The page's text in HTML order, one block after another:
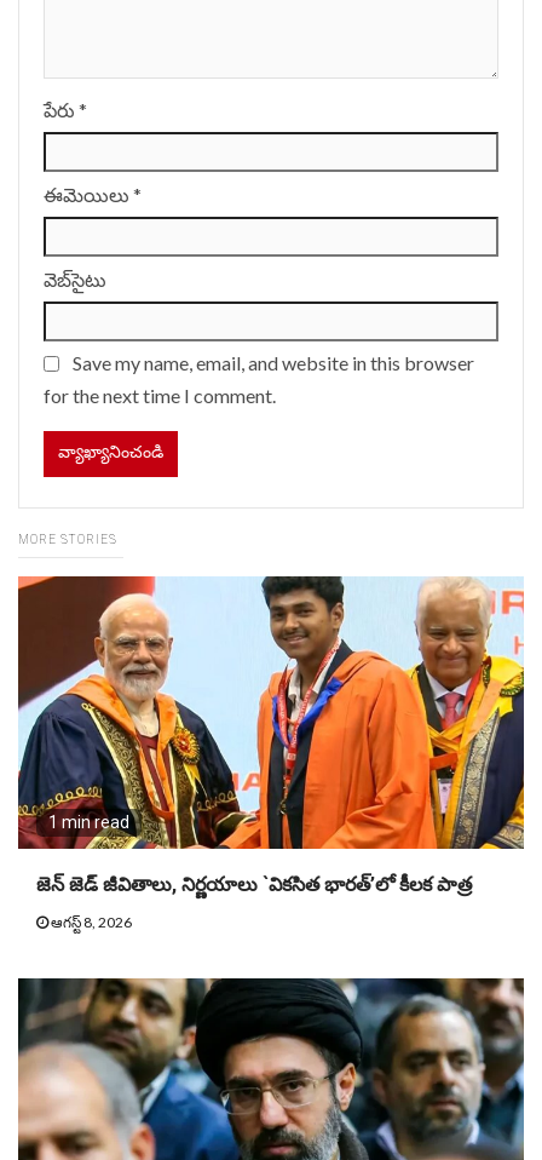
పేరు *
ఈమెయిలు *
వెబ్‌సైటు
Save my name, email, and website in this browser
for the next time I comment.
MORE STORIES
1 min read
జెన్ జెడ్ జీవితాలు, నిర్ణయాలు `వికసిత భారత్’లో కీలక పాత్ర
ఆగస్ట్ 8, 2026